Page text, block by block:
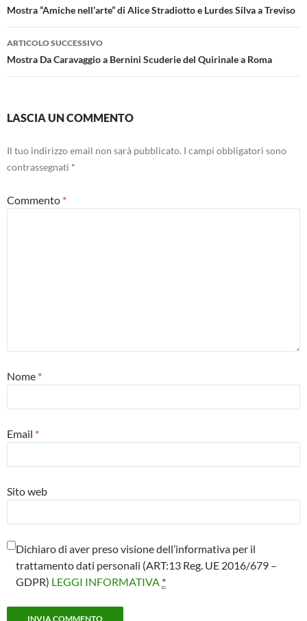
articolo
Mostra “Amiche nell’arte” di Alice Stradiotto e Lurdes Silva a Treviso
ARTICOLO SUCCESSIVO
Mostra Da Caravaggio a Bernini Scuderie del Quirinale a Roma
LASCIA UN COMMENTO
Il tuo indirizzo email non sarà pubblicato. I campi obbligatori sono
contrassegnati *
Commento *
Nome *
Email *
Sito web
Dichiaro di aver preso visione dell’informativa per il
trattamento dati personali (ART:13 Reg. UE 2016/679 –
GDPR) LEGGI INFORMATIVA *